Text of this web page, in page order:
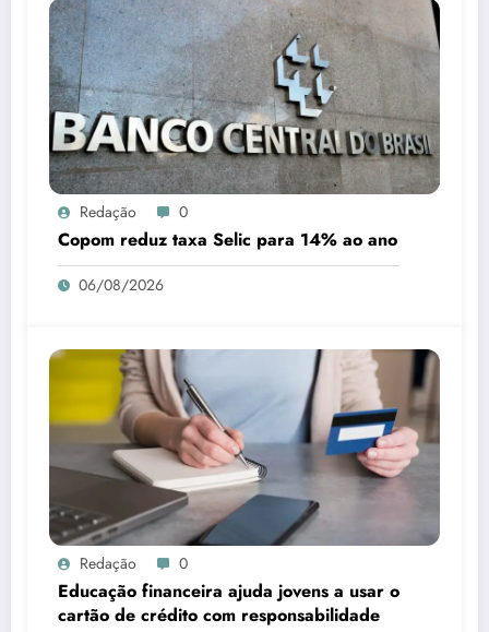
Redação 0
Copom reduz taxa Selic para 14% ao ano
06/08/2026
Redação 0
Educação financeira ajuda jovens a usar o
cartão de crédito com responsabilidade